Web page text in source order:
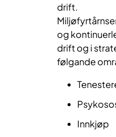
drift.
og
drift og i
følgande
Innkjøp